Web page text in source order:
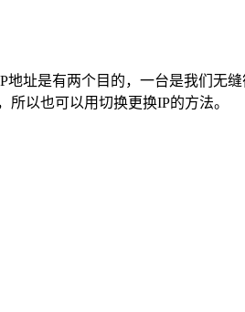
址是有两个目的，一台是我们无
以也可以用切换更换IP的方法。